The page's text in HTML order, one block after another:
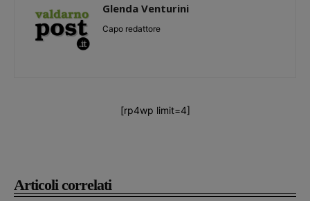
Articoli correlati
Glenda Venturini
Capo redattore
[rp4wp limit=4]